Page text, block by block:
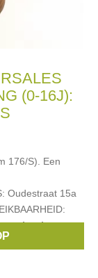
(0-16J):
176/S). Een
Oudestraat 15a
kurris,